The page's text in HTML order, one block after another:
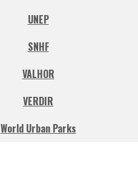
UNEP
SNHF
VALHOR
VERDIR
World Urban Parks